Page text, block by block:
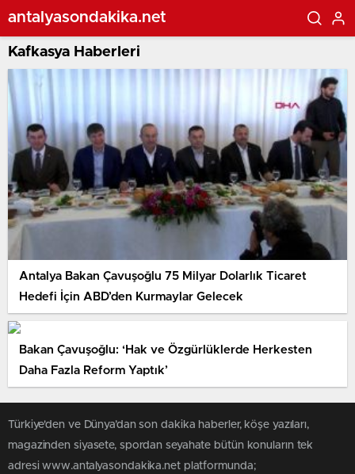
antalyasondakika.net
Kafkasya Haberleri
Antalya Bakan Çavuşoğlu 75 Milyar Dolarlık Ticaret
Hedefi İçin ABD’den Kurmaylar Gelecek
Bakan Çavuşoğlu: ‘Hak ve Özgürlüklerde Herkesten
Daha Fazla Reform Yaptık’
Türkiye'den ve Dünya’dan son dakika haberler, köşe yazıları,
magazinden siyasete, spordan seyahate bütün konuların tek
adresi www.antalyasondakika.net platformunda;